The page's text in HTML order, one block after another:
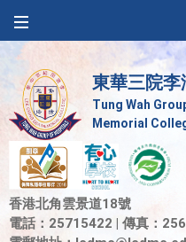
東華三院李
Tung Wah
Memorial
香港北角雲景道18號
電話：25715422 | 傳真：